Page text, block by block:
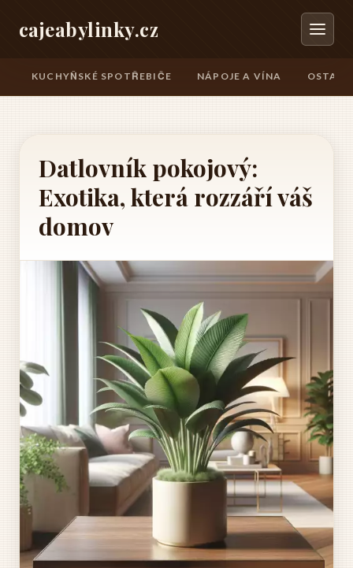
cajeabylinky.cz
KUCHYŇSKÉ SPOTŘEBIČE NÁPOJE A VÍNA
Datlovník pokojový:
Exotika, která rozzáří váš
domov